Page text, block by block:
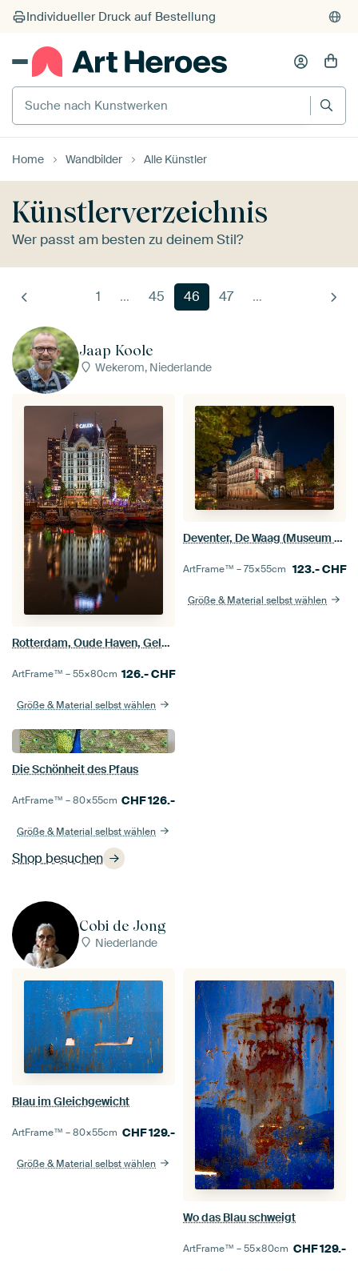
Suche nach Kunstwerken
Home Wandbilder Alle Künstler
Künstlerverzeichnis
Wer passt am besten zu deinem Stil?
1 … 45 46 47 …
Jaap Koole
Wekerom, Niederlande
Shop besuchen
Rotterdam, Oude Haven, Gelderse Kade, Witte Huis
ArtFrame™ –55×80cm 126.-CHF
Größe & Material selbst wählen
Deventer, De Waag (Museum De Waag)
ArtFrame™ –75×55cm 123.-CHF
Größe & Material selbst wählen
Die Schönheit des Pfaus
ArtFrame™ –80×55cm CHF126.-
Größe & Material selbst wählen
Cobi de Jong
Niederlande
Blau im Gleichgewicht
ArtFrame™ –80×55cm CHF129.-
Größe & Material selbst wählen
Wo das Blau schweigt
ArtFrame™ –55×80cm CHF129.-